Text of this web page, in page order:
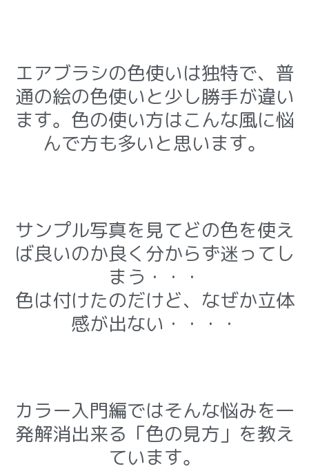
エアブラシの色使いは独特で、普
通の絵の色使いと少し勝手が違い
ます。色の使い方はこんな風に悩
んで方も多いと思います。
サンプル写真を見てどの色を使え
ば良いのか良く分からず迷ってし
まう・・・
色は付けたのだけど、なぜか立体
感が出ない・・・・
カラー入門編ではそんな悩みを一
発解消出来る「色の見方」を教え
ています。